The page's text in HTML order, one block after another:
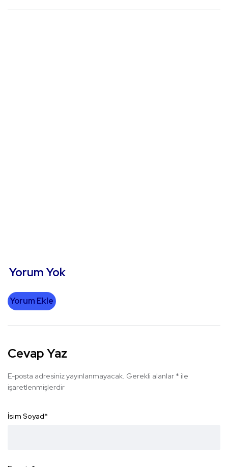
Yorum Yok
Yorum Ekle
Cevap Yaz
E-posta adresiniz yayınlanmayacak. Gerekli alanlar * ile
işaretlenmişlerdir
İsim Soyad*